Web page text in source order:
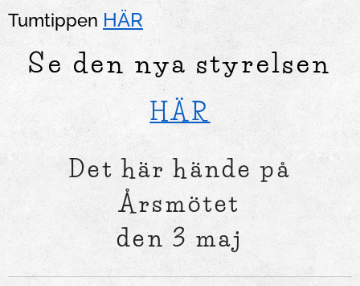
Tumtippen HÄR
Se den nya styrelsen
HÄR
Det här hände på
Årsmötet
den 3 maj